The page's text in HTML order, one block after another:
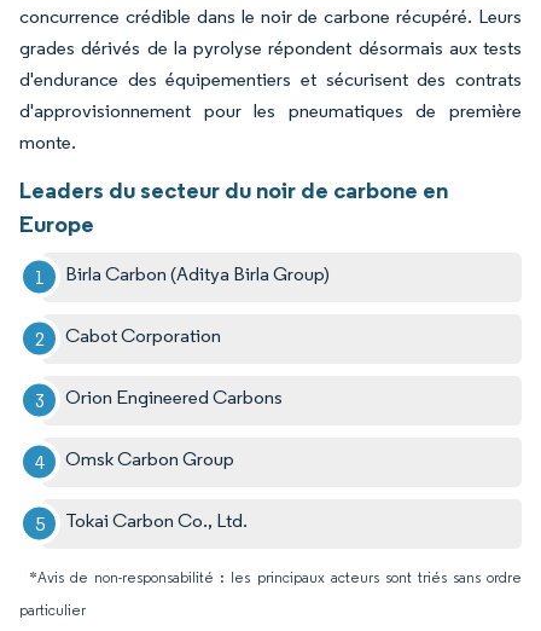
concurrence crédible dans le noir de carbone récupéré. Leurs
grades dérivés de la pyrolyse répondent désormais aux tests
d'endurance des équipementiers et sécurisent des contrats
d'approvisionnement pour les pneumatiques de première
monte.
Leaders du secteur du noir de carbone en
Europe
Birla Carbon (Aditya Birla Group)
Cabot Corporation
Orion Engineered Carbons
Omsk Carbon Group
Tokai Carbon Co., Ltd.
*Avis de non-responsabilité : les principaux acteurs sont triés sans ordre
particulier